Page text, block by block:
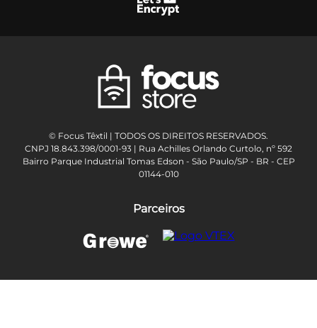
© Focus Têxtil | TODOS OS DIREITOS RESERVADOS.
CNPJ 18.843.398/0001-93 | Rua Achilles Orlando Curtolo, nº 592
Bairro Parque Industrial Tomas Edson - São Paulo/SP - BR - CEP
01144-010
Parceiros